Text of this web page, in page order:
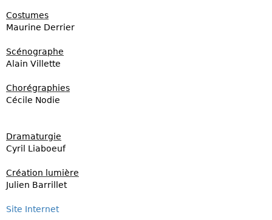
Costumes
Maurine Derrier
Scénographe
Alain Villette
Chorégraphies
Cécile Nodie
Dramaturgie
Cyril Liaboeuf
Création lumière
Julien Barrillet
Site Internet